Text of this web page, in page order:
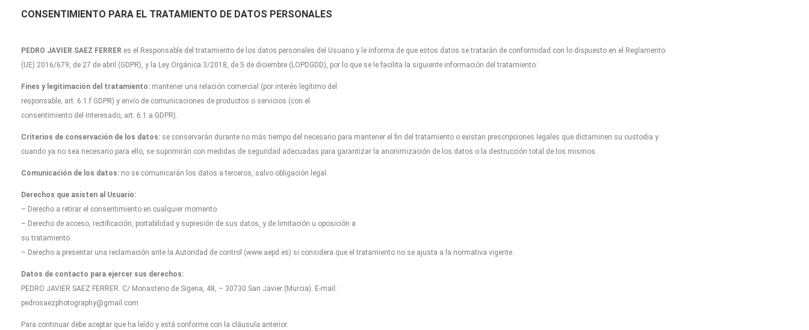
CONSENTIMIENTO PARA EL TRATAMIENTO DE DATOS PERSONALES
PEDRO JAVIER SAEZ FERRER es el Responsable del tratamiento de los datos personales del Usuario y le informa de que estos datos se tratarán de conformidad con lo dispuesto en el Reglamento
(UE) 2016/679, de 27 de abril (GDPR), y la Ley Orgánica 3/2018, de 5 de diciembre (LOPDGDD), por lo que se le facilita la siguiente información del tratamiento:
Fines y legitimación del tratamiento: mantener una relación comercial (por interés legítimo del
responsable, art. 6.1.f GDPR) y envío de comunicaciones de productos o servicios (con el
consentimiento del interesado, art. 6.1.a GDPR).
Criterios de conservación de los datos: se conservarán durante no más tiempo del necesario para mantener el fin del tratamiento o existan prescripciones legales que dictaminen su custodia y
cuando ya no sea necesario para ello, se suprimirán con medidas de seguridad adecuadas para garantizar la anonimización de los datos o la destrucción total de los mismos.
Comunicación de los datos: no se comunicarán los datos a terceros, salvo obligación legal.
Derechos que asisten al Usuario:
– Derecho a retirar el consentimiento en cualquier momento.
– Derecho de acceso, rectificación, portabilidad y supresión de sus datos, y de limitación u oposición a
su tratamiento.
– Derecho a presentar una reclamación ante la Autoridad de control (www.aepd.es) si considera que el tratamiento no se ajusta a la normativa vigente.
Datos de contacto para ejercer sus derechos:
PEDRO JAVIER SAEZ FERRER. C/ Monasterio de Sigena, 48, – 30730 San Javier (Murcia). E-mail:
pedrosaezphotography@gmail.com
Para continuar debe aceptar que ha leído y está conforme con la cláusula anterior.